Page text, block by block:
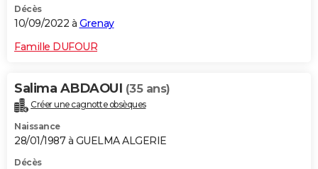
Décès
10/09/2022 à Grenay
Famille DUFOUR
Salima ABDAOUI (35 ans)
Créer une cagnotte obsèques
Naissance
28/01/1987 à GUELMA ALGERIE
Décès